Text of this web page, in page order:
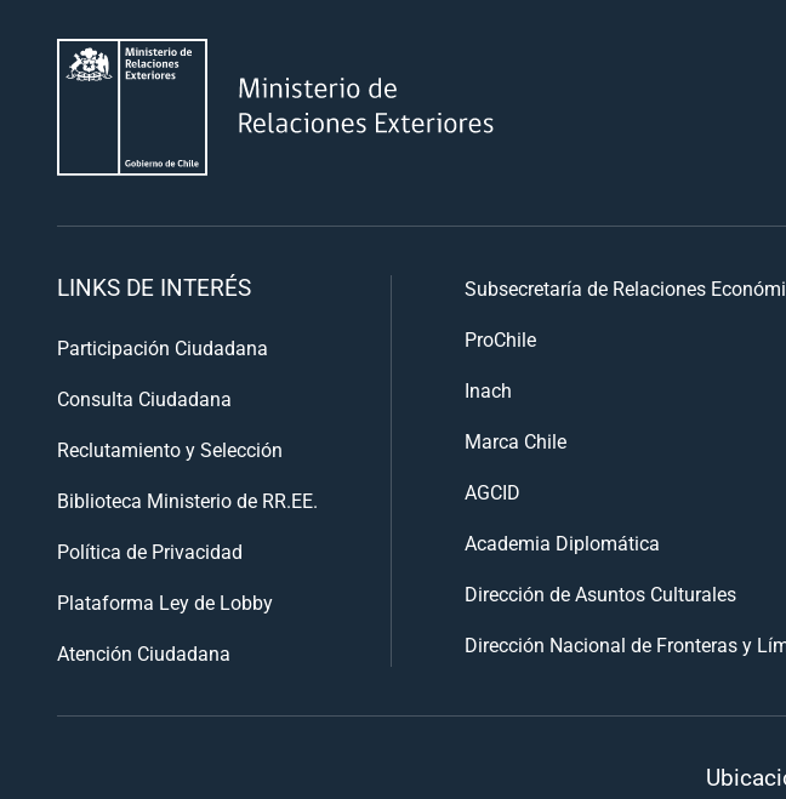
LINKS DE INTERÉS
Participación Ciudadana
Consulta Ciudadana
Reclutamiento y Selección
Biblioteca Ministerio de RR.EE.
Política de Privacidad
Plataforma Ley de Lobby
Atención Ciudadana
Subsecretaría de Relaciones
ProChile
Inach
Marca Chile
AGCID
Academia Diplomática
Dirección de Asuntos Culturales
Dirección Nacional de Fronteras y